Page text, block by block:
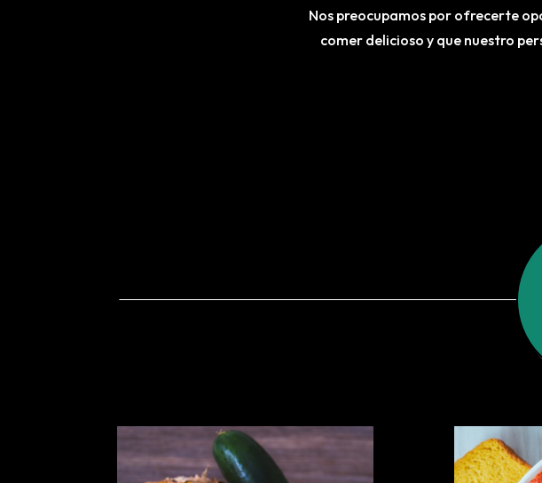
Nos preocupamos por ofrecerte
comer delicioso y que nuestro